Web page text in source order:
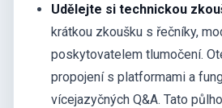
Udělejte si technickou
krátkou zkoušku s řečníky,
poskytovatelem tlumočení.
propojení s platformami a
vícejazyčných Q&A. Tato